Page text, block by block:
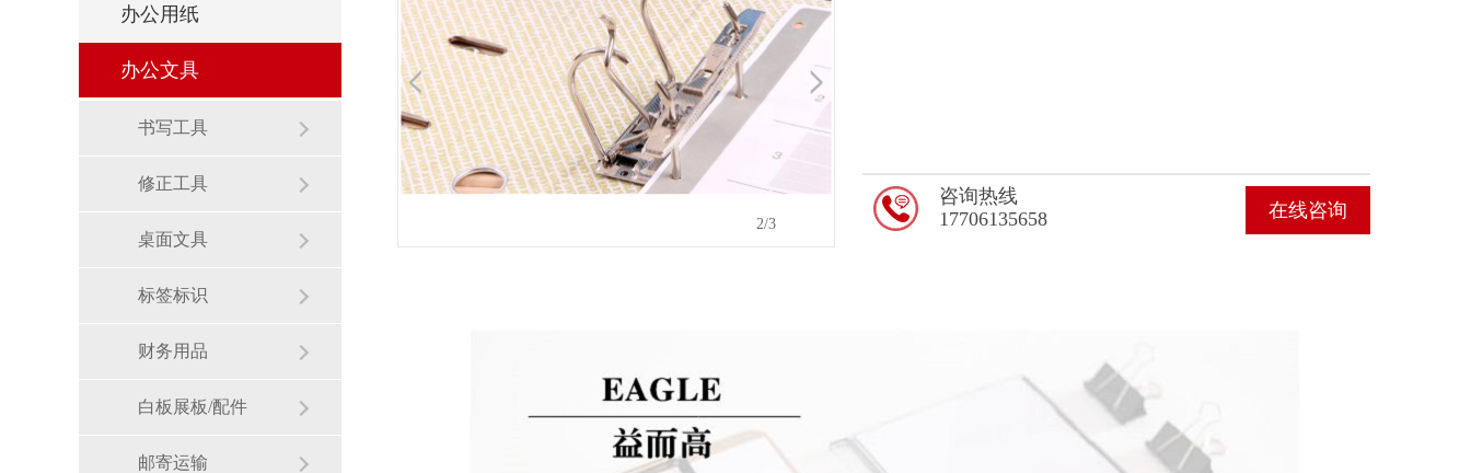
办公用纸
办公文具
书写工具
修正工具
桌面文具
标签标识
财务用品
白板展板/配件
邮寄运输
3/3
在线咨询
咨询热线
17706135658